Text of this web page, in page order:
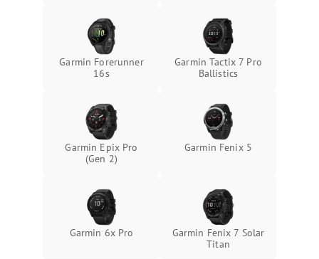
Garmin Forerunner
16s
Garmin Tactix 7 Pro
Ballistics
Garmin Epix Pro
(Gen 2)
Garmin Fenix 5
Garmin 6x Pro
Garmin Fenix 7 Solar
Titan